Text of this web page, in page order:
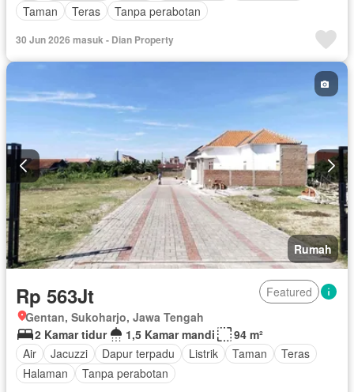
Taman
Teras Tanpa perabotan
30 Jun 2026 masuk - Dian Property
Rumah
Rp 563Jt
Featured
Gentan, Sukoharjo, Jawa Tengah
2 Kamar tidur
1,5 Kamar mandi
94 m²
Air
Jacuzzi Dapur terpadu Listrik Taman
Teras
Halaman
Tanpa perabotan